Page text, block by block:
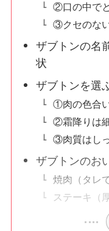
②口の中で
③クセのな
ザブトンの名
状
ザブトンを選
①肉の色合
②霜降りは
③肉質はし
ザブトンのお
焼肉（タレ
ステーキ（